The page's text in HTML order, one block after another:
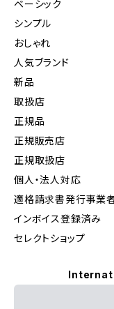
ベーシック
シンプル
おしゃれ
人気ブランド
新品
取扱店
正規品
正規販売店
正規取扱店
個人・法人対応
適格請求書発行事業
インボイス登録済み
セレクトショップ